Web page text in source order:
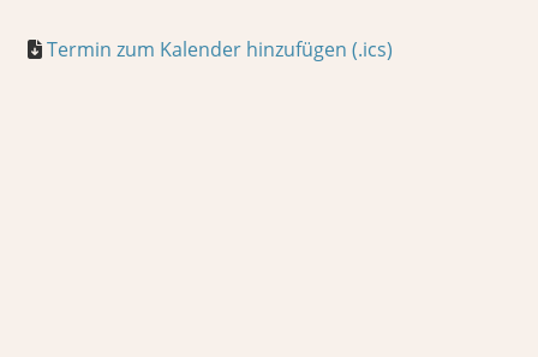
Termin zum Kalender hinzufügen (.ics)